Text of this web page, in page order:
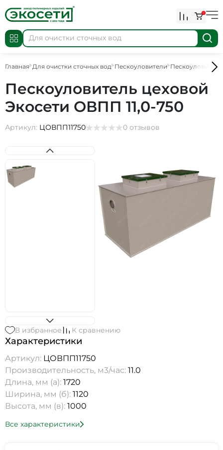
0
Главная Для очистки сточных вод Пескоуловители
Пескоуловитель цеховой
Экосети ОВПП 11,0-750
Артикул: ЦОВПП11750 0 отзывов
В избранное К сравнению
Характеристики
Артикул: ЦОВПП11750
Производительность, м3/час: 11.0
Длина, мм (а): 1720
Ширина, мм (б): 1120
Высота, мм (в): 1000
Все характеристики